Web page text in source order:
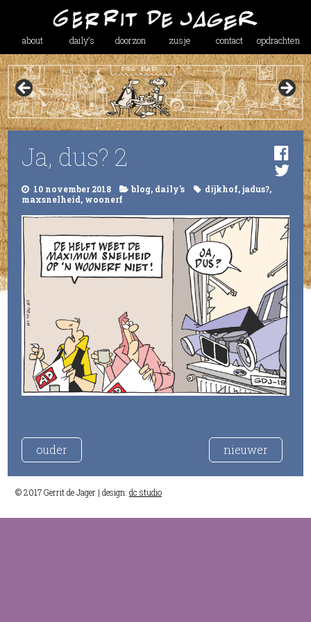
about daily’s doorzon zusje contact opdrachten
Ja, dus? 2
10 november 2018 blog, daily's dijkhof,jadus?,
maxsnelheid, woonerf
ouder nieuwer
© 2017 Gerrit de Jager | design: dc studio